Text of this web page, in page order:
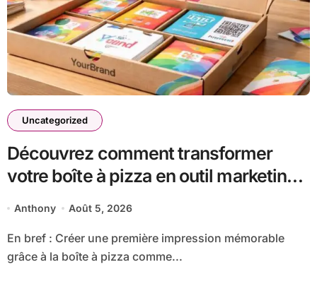
Uncategorized
Découvrez comment transformer
votre boîte à pizza en outil marketing
unique
Anthony Août 5, 2026
En bref : Créer une première impression mémorable
grâce à la boîte à pizza comme...